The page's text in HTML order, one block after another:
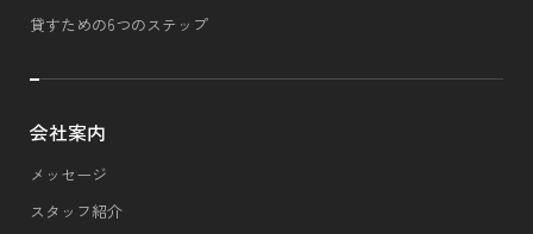
貸すための6つのステップ
会社案内
メッセージ
スタッフ紹介